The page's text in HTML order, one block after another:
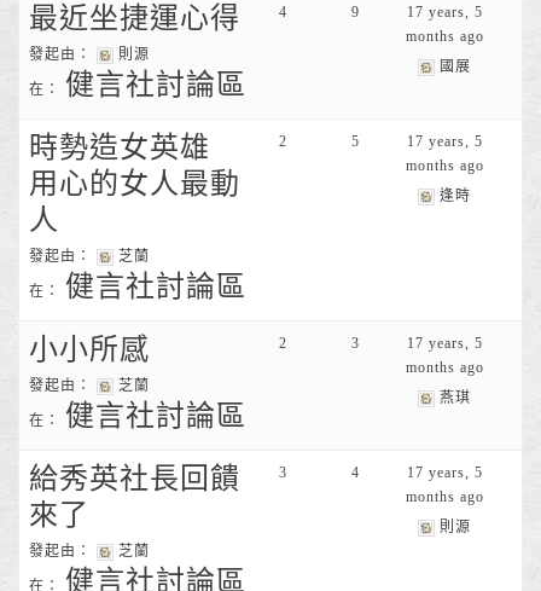
最近坐捷運心得
發起由： 則源
在： 健言社討論區
4 9
17 years, 5
months ago
國展
時勢造女英雄
用心的女人最動
人
發起由： 芝蘭
在： 健言社討論區
2 5
17 years, 5
months ago
逢時
小小所感
發起由： 芝蘭
在： 健言社討論區
2 3
17 years, 5
months ago
燕琪
給秀英社長回饋
來了
發起由： 芝蘭
在： 健言社討論區
3 4
17 years, 5
months ago
則源